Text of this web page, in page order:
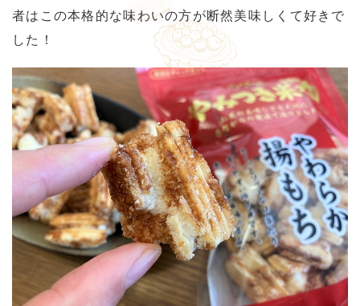
者はこの本格的な味わいの方が断然美味しくて好きで
した！